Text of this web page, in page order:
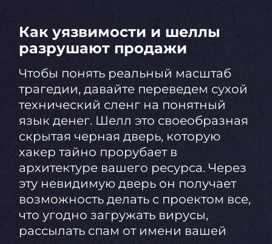
Как уязвимости и шеллы
разрушают продажи
Чтобы понять реальный масштаб
трагедии, давайте переведем сухой
технический сленг на понятный
язык денег. Шелл это своеобразная
скрытая черная дверь, которую
хакер тайно прорубает в
архитектуре вашего ресурса. Через
эту невидимую дверь он получает
возможность делать с проектом все,
что угодно загружать вирусы,
рассылать спам от имени вашей